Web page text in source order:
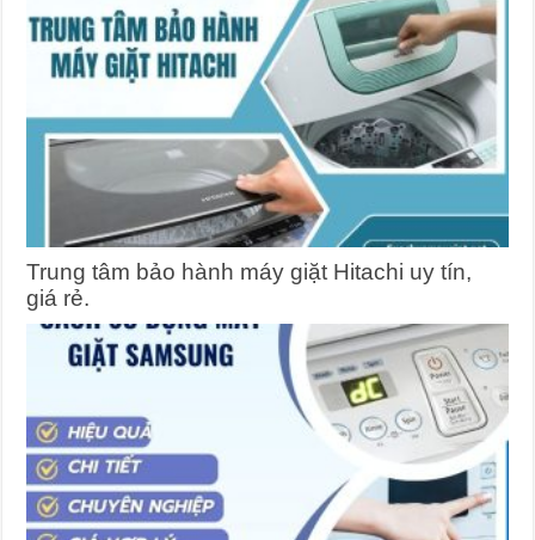
Trung tâm bảo hành máy giặt Hitachi uy tín,
giá rẻ.